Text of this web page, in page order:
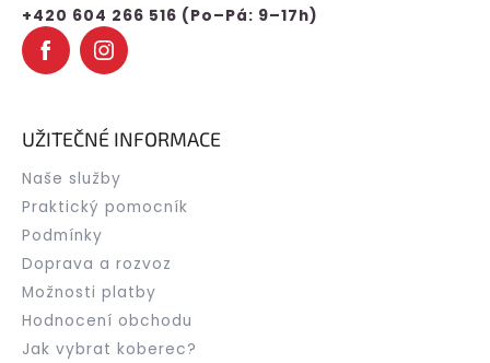
+420 604 266 516 (Po–Pá: 9–17h)
UŽITEČNÉ INFORMACE
Naše služby
Praktický pomocník
Podmínky
Doprava a rozvoz
Možnosti platby
Hodnocení obchodu
Jak vybrat koberec?